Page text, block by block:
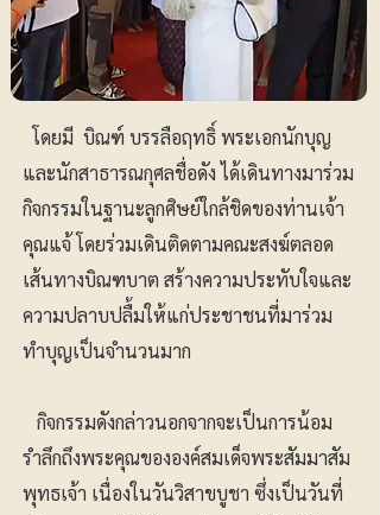
โดยมี บิณฑ์ บรรลือฤทธิ์ พระเอกนักบุญ
และนักสาธารณกุศลชื่อดัง ได้เดินทางมาร่วม
กิจกรรมในฐานะลูกศิษย์ใกล้ชิดของท่านเจ้า
คุณแจ้ โดยร่วมเดินติดตามคณะสงฆ์ตลอด
เส้นทางบิณฑบาต สร้างความประทับใจและ
ความปลาบปลื้มให้แก่ประชาชนที่มาร่วม
ทำบุญเป็นจำนวนมาก
กิจกรรมดังกล่าวนอกจากจะเป็นการน้อม
รำลึกถึงพระคุณขององค์สมเด็จพระสัมมาสัม
พุทธเจ้า เนื่องในวันวิสาขบูชา ซึ่งเป็นวันที่